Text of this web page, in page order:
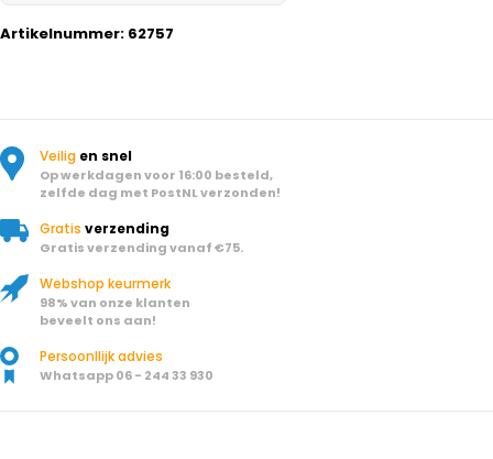
Artikelnummer: 62757
Veilig en snel
Op werkdagen voor 16:00 besteld,
zelfde dag met PostNL verzonden!
Gratis verzending
Gratis verzending vanaf €75.
Webshop keurmerk
98% van onze klanten
beveelt ons aan!
Persoonllijk advies
Whatsapp 06 - 244 33 930